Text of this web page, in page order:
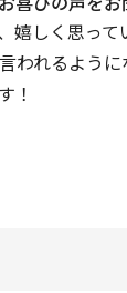
しく思って
れるように
！